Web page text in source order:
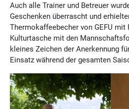
Auch alle Trainer und Betreuer
Geschenken überrascht und
Thermokaffeebecher von GEFU
Kulturtasche mit den
kleines Zeichen der Anerkennung
Einsatz während der gesamten